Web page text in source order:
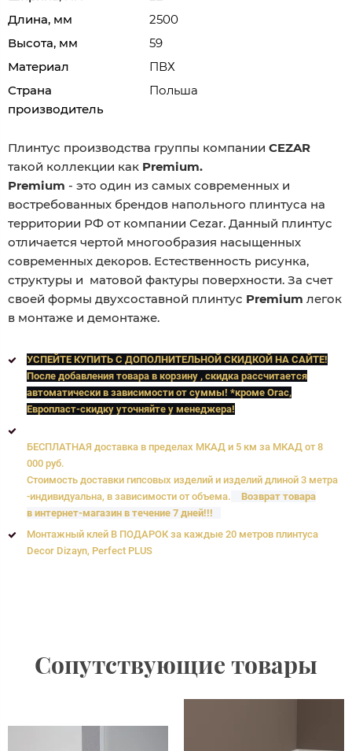
Длина, мм
2500
Высота, мм
59
Материал
ПВХ
Страна
производитель
Польша
Плинтус производства группы компании CEZAR
такой коллекции как Premium.
Premium - это один из самых современных и
востребованных брендов напольного плинтуса на
территории РФ от компании Cezar. Данный плинтус
отличается чертой многообразия насыщенных
современных декоров. Естественность рисунка,
структуры и матовой фактуры поверхности. За счет
своей формы двухсоставной плинтус Premium легок
в монтаже и демонтаже.
УСПЕЙТЕ КУПИТЬ C ДОПОЛНИТЕЛЬНОЙ СКИДКОЙ НА САЙТЕ!
После добавления товара в корзину , скидка рассчитается
автоматически в зависимости от суммы! *кроме Orac,
Европласт-скидку уточняйте у менеджера!
БЕСПЛАТНАЯ доставка в пределах МКАД и 5 км за МКАД от 8
000 руб.
Стоимость доставки гипсовых изделий и изделий длиной 3 метра
-индивидуальна, в зависимости от объема.
Возврат товара
в интернет-магазин в течение 7 дней!!!
Монтажный клей В ПОДАРОК за каждые 20 метров плинтуса
Decor Dizayn, Perfect PLUS
Сопутствующие товары